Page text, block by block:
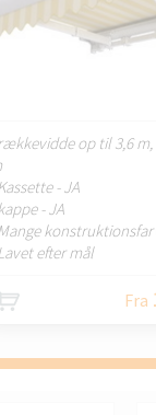
op til 3,6
- JA
- JA
efter mål
Fra